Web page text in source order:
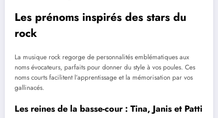
Les prénoms inspirés des stars du
rock
La musique rock regorge de personnalités emblématiques aux
noms évocateurs, parfaits pour donner du style à vos poules. Ces
noms courts facilitent l’apprentissage et la mémorisation par vos
gallinacés.
Les reines de la basse-cour : Tina, Janis et Patti